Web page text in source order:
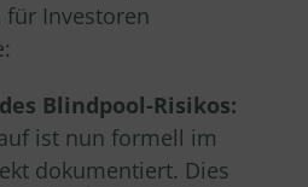
für Investoren
Blindpool-Risikos:
ist nun formell im
dokumentiert. Dies